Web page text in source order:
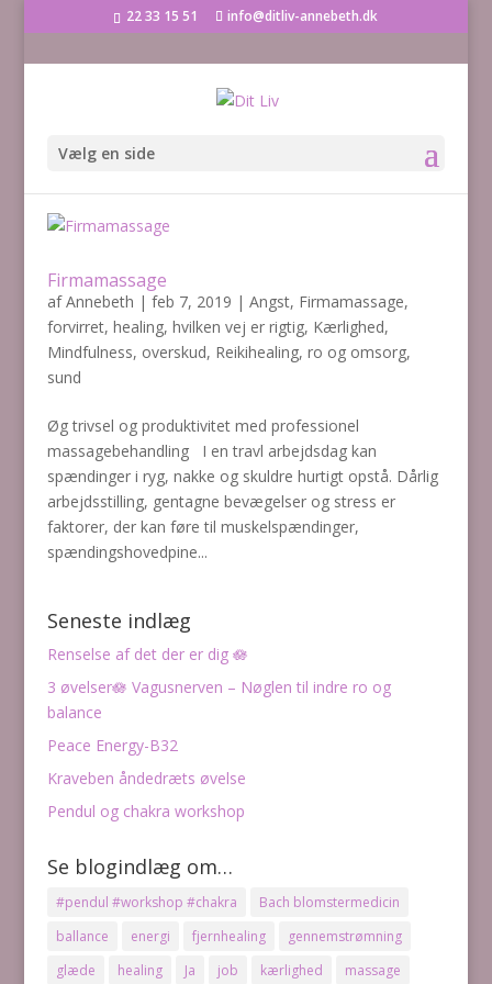
22 33 15 51 info@ditliv-annebeth.dk
Vælg en side
Firmamassage
afAnnebeth | feb 7, 2019 | Angst, Firmamassage,
forvirret, healing, hvilken vej er rigtig, Kærlighed,
Mindfulness, overskud, Reikihealing, ro og omsorg,
sund
Øg trivsel og produktivitet med professionel
massagebehandling I en travl arbejdsdag kan
spændinger i ryg, nakke og skuldre hurtigt opstå. Dårlig
arbejdsstilling, gentagne bevægelser og stress er
faktorer, der kan føre til muskelspændinger,
spændingshovedpine...
Seneste indlæg
Renselse af det der er dig 🪷
3 øvelser🪷 Vagusnerven – Nøglen til indre ro og
balance
Peace Energy-B32
Kraveben åndedræts øvelse
Pendul og chakra workshop
Se blogindlæg om…
#pendul #workshop #chakra
Bach blomstermedicin
ballance
energi fjernhealing
gennemstrømning
glæde
healing Ja job kærlighed massage